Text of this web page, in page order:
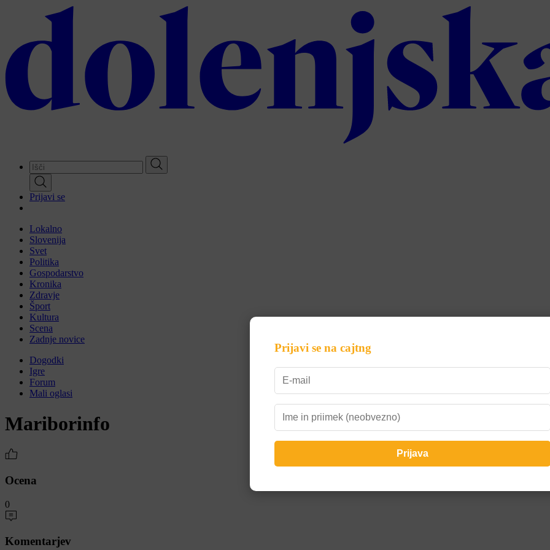
content
Prijavi se
Lokalno
Slovenija
Svet
Politika
Gospodarstvo
Kronika
Zdravje
Šport
Kultura
Scena
Zadnje novice
Dogodki
Igre
Forum
Mali oglasi
Mariborinfo
Ocena
0
Komentarjev
Prijavi se na cajtng